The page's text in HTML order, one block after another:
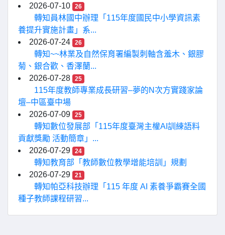
2026-07-10
26
轉知員林國中辦理「115年度國民中小學資訊素
養提升實施計畫」系...
2026-07-24
26
轉知~~林業及自然保育署編製刺軸含羞木、銀膠
菊、銀合歡、香澤蘭...
2026-07-28
25
115年度教師專業成長研習–夢的N次方實踐家論
壇–中區臺中場
2026-07-09
25
轉知數位發展部「115年度臺灣主權AI訓練語料
貢獻獎勵 活動簡章」...
2026-07-29
24
轉知教育部「教師數位教學增能培訓」規劃
2026-07-29
21
轉知帕亞科技辦理「115 年度 AI 素養爭霸賽全國
種子教師課程研習...